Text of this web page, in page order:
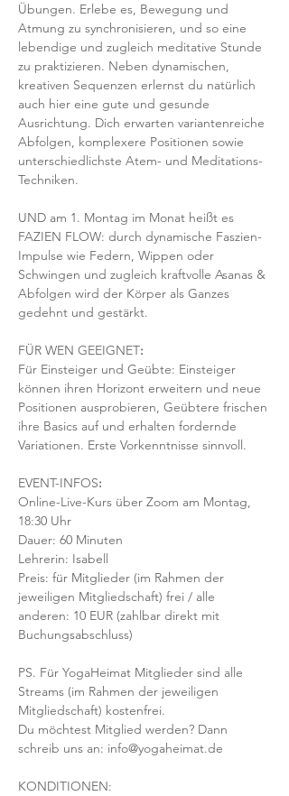
Übungen. Erlebe es, Bewegung und
Atmung zu synchronisieren, und so eine
lebendige und zugleich meditative Stunde
zu praktizieren. Neben dynamischen,
kreativen Sequenzen erlernst du natürlich
auch hier eine gute und gesunde
Ausrichtung. Dich erwarten variantenreiche
Abfolgen, komplexere Positionen sowie
unterschiedlichste Atem- und Meditations-
Techniken.
UND am 1. Montag im Monat heißt es
FAZIEN FLOW: durch dynamische Faszien-
Impulse wie Federn, Wippen oder
Schwingen und zugleich kraftvolle Asanas &
Abfolgen wird der Körper als Ganzes
gedehnt und gestärkt.
FÜR WEN GEEIGNET:
Für Einsteiger und Geübte: Einsteiger
können ihren Horizont erweitern und neue
Positionen ausprobieren, Geübtere frischen
ihre Basics auf und erhalten fordernde
Variationen. Erste Vorkenntnisse sinnvoll.
EVENT-INFOS:
Online-Live-Kurs über Zoom am Montag,
18:30 Uhr
Dauer: 60 Minuten
Lehrerin: Isabell
Preis: für Mitglieder (im Rahmen der
jeweiligen Mitgliedschaft) frei / alle
anderen: 10 EUR (zahlbar direkt mit
Buchungsabschluss)
PS. Für YogaHeimat Mitglieder sind alle
Streams (im Rahmen der jeweiligen
Mitgliedschaft) kostenfrei.
Du möchtest Mitglied werden? Dann
schreib uns an: info@yogaheimat.de
KONDITIONEN: